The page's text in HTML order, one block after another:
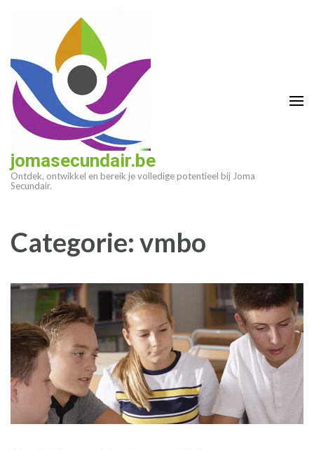
(druk
enter)
jomasecundair.be
Ontdek, ontwikkel en bereik je volledige potentieel bij Joma
Secundair.
Categorie:vmbo